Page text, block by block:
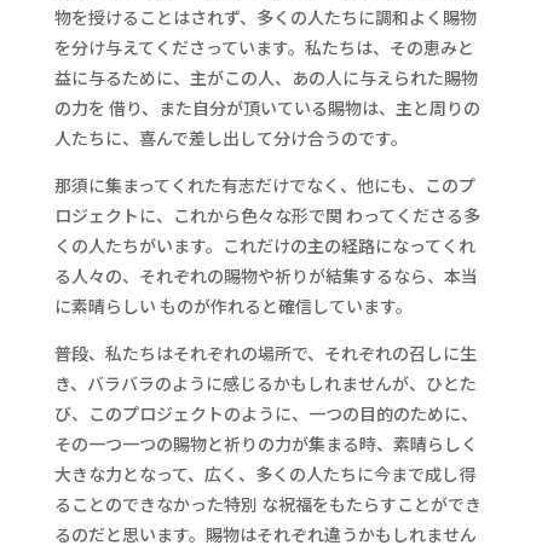
物を授けることはされず、多くの人たちに調和よく賜物
を分け与えてくださっています。私たちは、その恵みと
益に与るために、主がこの人、あの人に与えられた賜物
の力を 借り、また自分が頂いている賜物は、主と周りの
人たちに、喜んで差し出して分け合うのです。
那須に集まってくれた有志だけでなく、他にも、このプ
ロジェクトに、これから色々な形で関 わってくださる多
くの人たちがいます。これだけの主の経路になってくれ
る人々の、それぞれの賜物や祈りが結集するなら、本当
に素晴らしい ものが作れると確信しています。
普段、私たちはそれぞれの場所で、それぞれの召しに生
き、バラバラのように感じるかもしれませんが、ひとた
び、このプロジェクトのように、一つの目的のために、
その一つ一つの賜物と祈りの力が集まる時、素晴らしく
大きな力となって、広く、多くの人たちに今まで成し得
ることのできなかった特別 な祝福をもたらすことができ
るのだと思います。賜物はそれぞれ違うかもしれません